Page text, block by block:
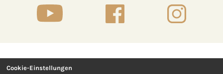
Kontakt
Cookie-Einstellungen